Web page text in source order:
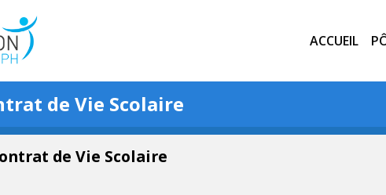
ACCUEIL
de Vie Scolaire
de Vie Scolaire